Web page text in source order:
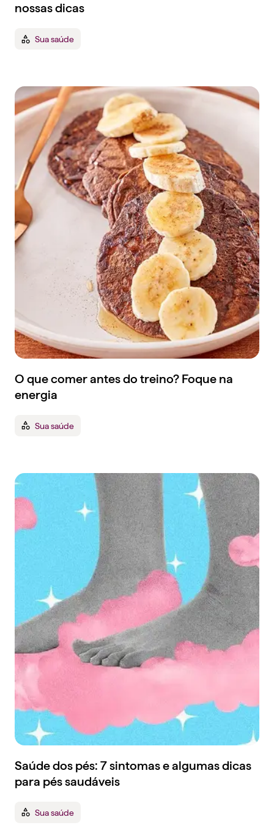
nossas dicas
Sua saúde
O que comer antes do treino? Foque na
energia
Sua saúde
Saúde dos pés: 7 sintomas e algumas dicas
para pés saudáveis
Sua saúde